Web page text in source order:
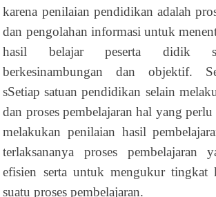
karena penilaian pendidikan adalah
dan pengolahan informasi untuk
hasil belajar peserta didik
berkesinambungan dan objektif.
sSetiap satuan pendidikan selain
dan proses pembelajaran hal yang
melakukan penilaian hasil
terlaksananya proses pembelajaran
efisien serta untuk mengukur tingkat
suatu proses pembelajaran.